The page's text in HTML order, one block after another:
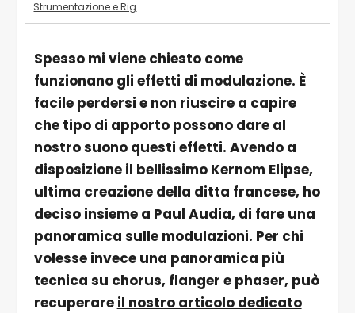
Strumentazione e Rig
Spesso mi viene chiesto come
funzionano gli effetti di modulazione. È
facile perdersi e non riuscire a capire
che tipo di apporto possono dare al
nostro suono questi effetti. Avendo a
disposizione il bellissimo Kernom Elipse,
ultima creazione della ditta francese, ho
deciso insieme a Paul Audia, di fare una
panoramica sulle modulazioni. Per chi
volesse invece una panoramica più
tecnica su chorus, flanger e phaser, può
recuperare il nostro articolo dedicato